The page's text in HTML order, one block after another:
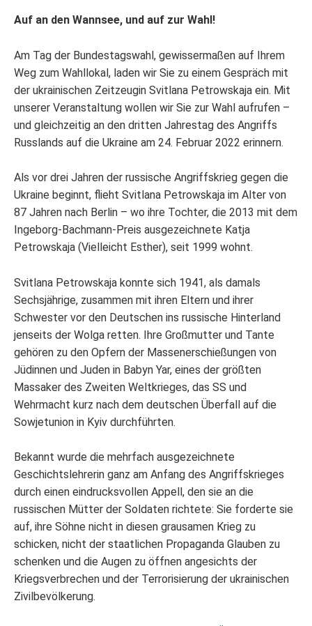
Auf an den Wannsee, und auf zur Wahl!
Am Tag der Bundestagswahl, gewissermaßen auf Ihrem
Weg zum Wahllokal, laden wir Sie zu einem Gespräch mit
der ukrainischen Zeitzeugin Svitlana Petrowskaja ein. Mit
unserer Veranstaltung wollen wir Sie zur Wahl aufrufen –
und gleichzeitig an den dritten Jahrestag des Angriffs
Russlands auf die Ukraine am 24. Februar 2022 erinnern.
Als vor drei Jahren der russische Angriffskrieg gegen die
Ukraine beginnt, flieht Svitlana Petrowskaja im Alter von
87 Jahren nach Berlin – wo ihre Tochter, die 2013 mit dem
Ingeborg-Bachmann-Preis ausgezeichnete Katja
Petrowskaja (Vielleicht Esther), seit 1999 wohnt.
Svitlana Petrowskaja konnte sich 1941, als damals
Sechsjährige, zusammen mit ihren Eltern und ihrer
Schwester vor den Deutschen ins russische Hinterland
jenseits der Wolga retten. Ihre Großmutter und Tante
gehören zu den Opfern der Massenerschießungen von
Jüdinnen und Juden in Babyn Yar, eines der größten
Massaker des Zweiten Weltkrieges, das SS und
Wehrmacht kurz nach dem deutschen Überfall auf die
Sowjetunion in Kyiv durchführten.
Bekannt wurde die mehrfach ausgezeichnete
Geschichtslehrerin ganz am Anfang des Angriffskrieges
durch einen eindrucksvollen Appell, den sie an die
russischen Mütter der Soldaten richtete: Sie forderte sie
auf, ihre Söhne nicht in diesen grausamen Krieg zu
schicken, nicht der staatlichen Propaganda Glauben zu
schenken und die Augen zu öffnen angesichts der
Kriegsverbrechen und der Terrorisierung der ukrainischen
Zivilbevölkerung.